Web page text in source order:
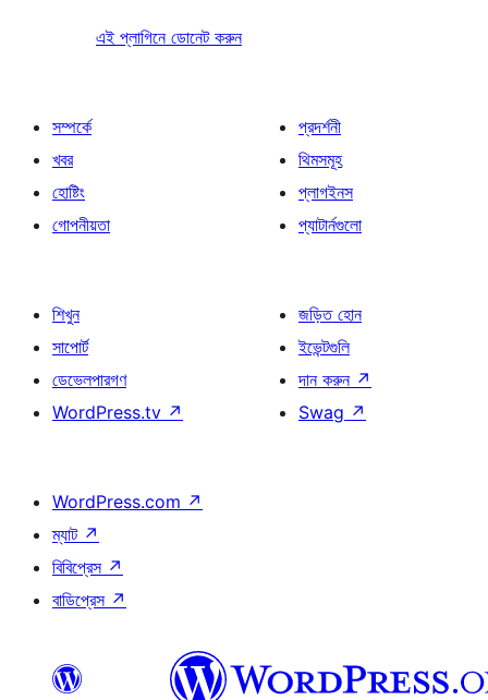
এই প্লাগিনে ডোনেট করুন
সম্পর্কে
খবর
হোষ্টিং
গোপনীয়তা
প্রদর্শনী
থিমসমূহ
প্লাগইনস
প্যাটার্নগুলো
শিখুন
সাপোর্ট
ডেভেলপারগণ
WordPress.tv ↗
জড়িত হোন
ইভেন্টগুলি
দান করুন ↗
Swag ↗
WordPress.com ↗
ম্যাট ↗
বিবিপ্রেস ↗
বাডিপ্রেস ↗